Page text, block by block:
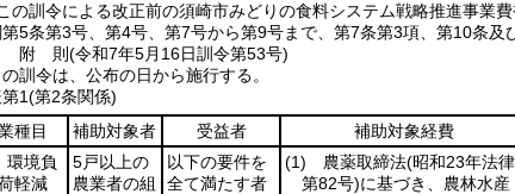
の訓令による改正前の須崎市みどりの食料システム戦略推進事業
5条第3号、第4号、第7号から第9号まで、第7条第3項、第10条及
附 則(令和7年5月16日訓令第53号)
の訓令は、公布の日から施行する。
1(第2条関係)
種目
補助対象者 受益者 補助対象経費
境負
軽減
5戸以上の
農業者の組
以下の要件を
全て満たす者
(1) 農薬取締法(昭和23年法律
第82号)に基づき、農林水産